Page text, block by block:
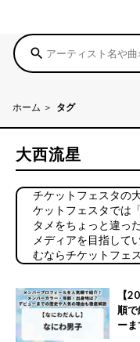
search
ホーム タグ
大西流星
チケットフェスタの
ケットフェスタでは
タメをちょっと違っ
メディアを目指して
むならチケットフェ
【
順
ー